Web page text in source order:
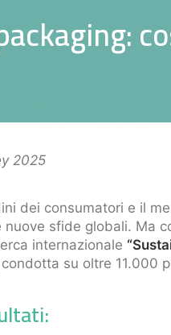
ackaging:co
2025
dei consumatori e il
sfide globali. Ma
internazionale
su oltre 11.000